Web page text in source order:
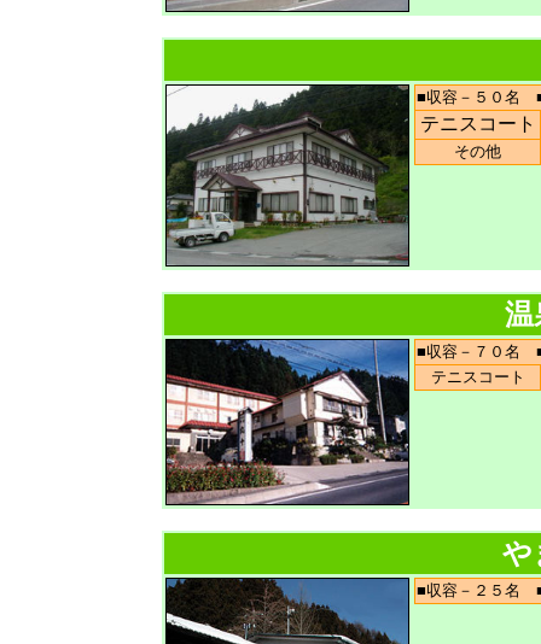
■収容－５０名
テニスコート
その他
温
■収容－７０名
テニスコート
や
■収容－２５名